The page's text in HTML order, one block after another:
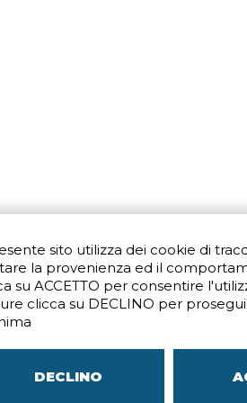
sito utilizza dei cookie di
la provenienza ed il
su ACCETTO per consentire
clicca su DECLINO per
DECLINO
Via San Crispino 64